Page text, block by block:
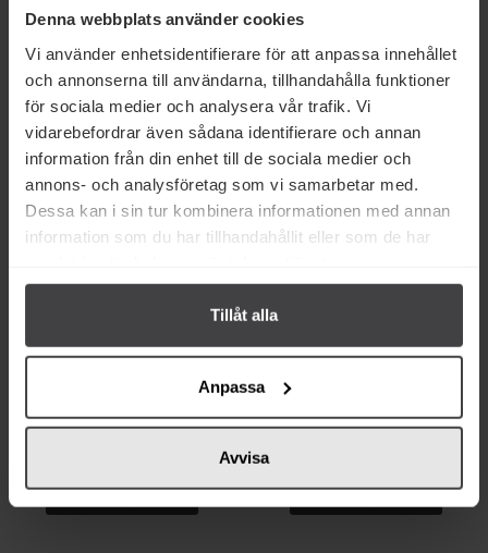
Denna webbplats använder cookies
Vi använder enhetsidentifierare för att anpassa innehållet
och annonserna till användarna, tillhandahålla funktioner
för sociala medier och analysera vår trafik. Vi
vidarebefordrar även sådana identifierare och annan
information från din enhet till de sociala medier och
annons- och analysföretag som vi samarbetar med.
Dessa kan i sin tur kombinera informationen med annan
information som du har tillhandahållit eller som de har
Tillåt alla
Anpassa
Avvisa
Köp
Från samma varumärke
Rustichella d'Abruzzo Pasta
Fusilli col Buco 500g
Köp
71 kr
Kort datum
Rustichella d'Abruzzo Gnocchi
Glutenfri 500g
Köp